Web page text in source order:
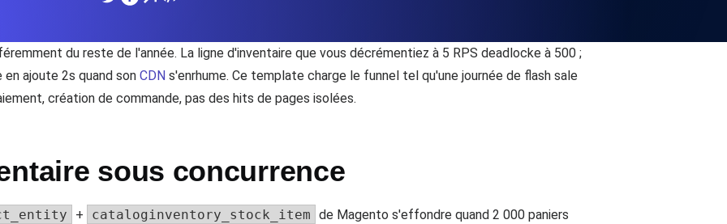
depuis 26 régions. Monitoring as Code
Moniteurs en YAML, JS et MCP
du reste de l'année. La ligne d'inventaire que vous décrémentiez à 5 RPS deadlocke à 500 ;
ajoute 2s quand son CDN s'enrhume. Ce template charge le funnel tel qu'une journée de flash sale
création de commande, pas des hits de pages isolées.
sous concurrence
+ cataloginventory_stock_item de Magento s'effondre quand 2 000 paniers